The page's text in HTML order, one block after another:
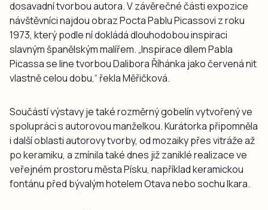
dosavadní tvorbou autora. V závěrečné části expozice
návštěvníci najdou obraz Pocta Pablu Picassovi z roku
1973, který podle ní dokládá dlouhodobou inspiraci
slavným španělským malířem. „Inspirace dílem Pabla
Picassa se line tvorbou Dalibora Říhánka jako červená nit
vlastně celou dobu,“ řekla Měřičková.
Součástí výstavy je také rozměrný gobelín vytvořený ve
spolupráci s autorovou manželkou. Kurátorka připomněla
i další oblasti autorovy tvorby, od mozaiky přes vitráže až
po keramiku, a zmínila také dnes již zaniklé realizace ve
veřejném prostoru města Písku, například keramickou
fontánu před bývalým hotelem Otava nebo sochu Ikara.